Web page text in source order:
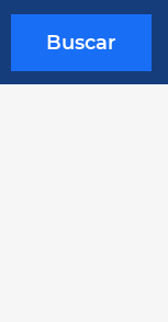
Buscar